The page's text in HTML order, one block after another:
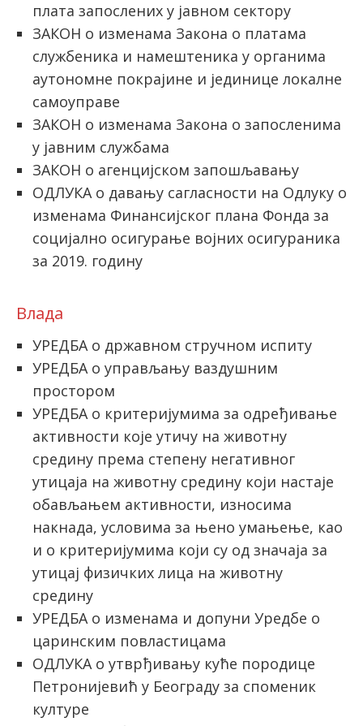
плата запослених у јавном сектору
ЗАКОН о изменама Закона о платама
службеника и намештеника у органима
аутономне покрајине и јединице локалне
самоуправе
ЗАКОН о изменама Закона о запосленима
у јавним службама
ЗАКОН o агенцијском запошљавању
ОДЛУКА о давању сагласности на Одлуку о
изменама Финансијског плана Фонда за
социјално осигурање војних осигураника
за 2019. годину
Влада
УРЕДБА о државном стручном испиту
УРЕДБА о управљању ваздушним
простором
УРЕДБА о критеријумима за одређивање
активности које утичу на животну
средину према степену негативног
утицаја на животну средину који настаје
обављањем активности, износима
накнада, условима за њено умањење, као
и о критеријумима који су од значаја за
утицај физичких лица на животну
средину
УРЕДБА о изменама и допуни Уредбе о
царинским повластицама
ОДЛУКА о утврђивању куће породице
Петронијевић у Београду за споменик
културе